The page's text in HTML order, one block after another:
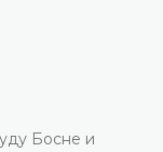
Босне и